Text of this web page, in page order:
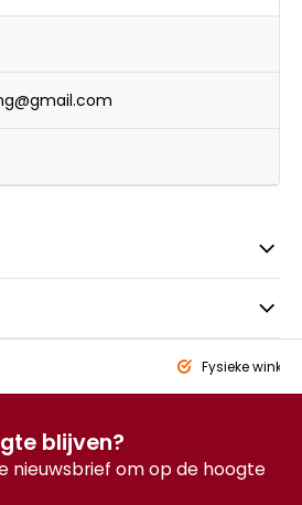
Fysieke winkel
blijven?
nieuwsbrief om op de hoogte